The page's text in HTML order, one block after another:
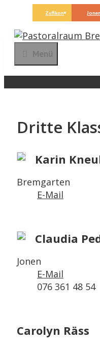
Inhalt
Zufikon Jonen
Menü
Dritte
Karin
Bremgarten
E-Mail
Claudia
Jonen
E-Mail
076 361 48 54
Carolyn Räss